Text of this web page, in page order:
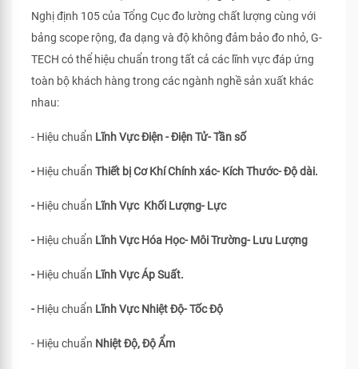
Nghị định 105 của Tổng Cục đo lường chất lượng cùng với
bảng scope rộng, đa dạng và độ không đảm bảo đo nhỏ, G-
TECH có thể hiệu chuẩn trong tất cả các lĩnh vực đáp ứng
toàn bộ khách hàng trong các ngành nghề sản xuất khác
nhau:
- Hiệu chuẩn Lĩnh Vực Điện - Điện Tử- Tần số
-Hiệu chuẩn Thiết bị Cơ Khí Chính xác- Kích Thước- Độ dài.
-Hiệu chuẩn Lĩnh Vực Khối Lượng- Lực
-Hiệu chuẩn Lĩnh Vực Hóa Học- Môi Trường- Lưu Lượng
-Hiệu chuẩn Lĩnh Vực Áp Suất.
-Hiệu chuẩn Lĩnh Vực Nhiệt Độ- Tốc Độ
- Hiệu chuẩn Nhiệt Độ, Độ Ẩm